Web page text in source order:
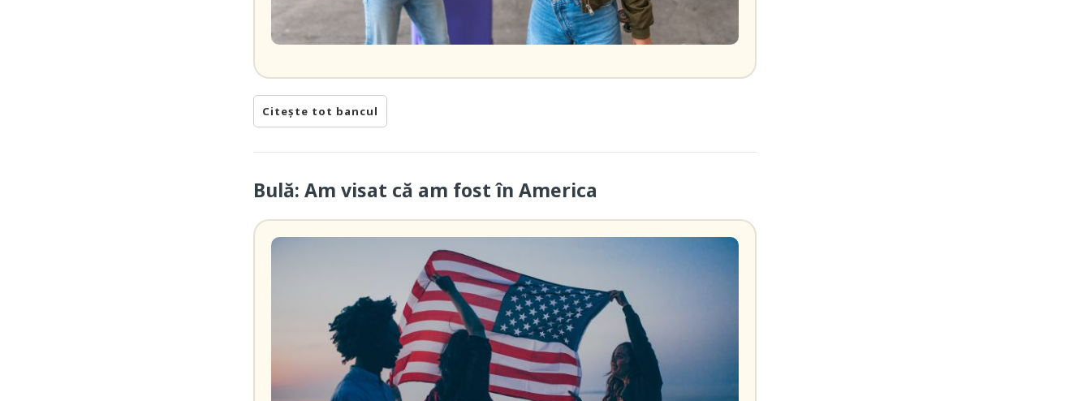
Citește tot bancul
Bulă: Am visat că am fost în America